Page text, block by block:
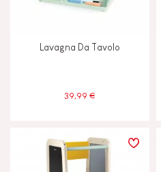
ETÀ
6 - 7 anni
Lavagna Da Tavolo
39,99 €